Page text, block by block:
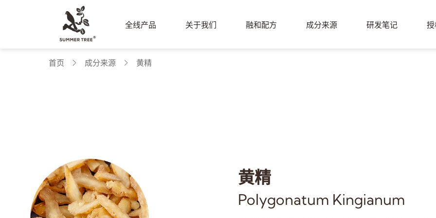
全线产品 关于我们 融和配方 成分来源 研发笔记
首页 成分来源 黄精
黄精
Polygonatum Kingianum